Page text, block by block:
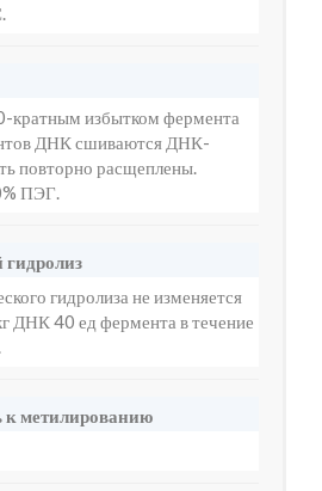
кратным избытком фермента
ДНК сшиваются ДНК-
повторно расщеплены.
ПЭГ.
гидролиза не изменяется
ДНК 40 ед фермента в течение
к метилированию